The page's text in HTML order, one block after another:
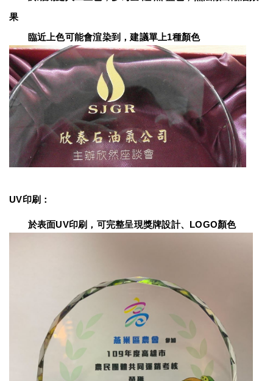
果
臨近上色可能會渲染到，建議單上1種顏色
UV印刷：
於表面UV印刷，可完整呈現獎牌設計、LOGO顏色